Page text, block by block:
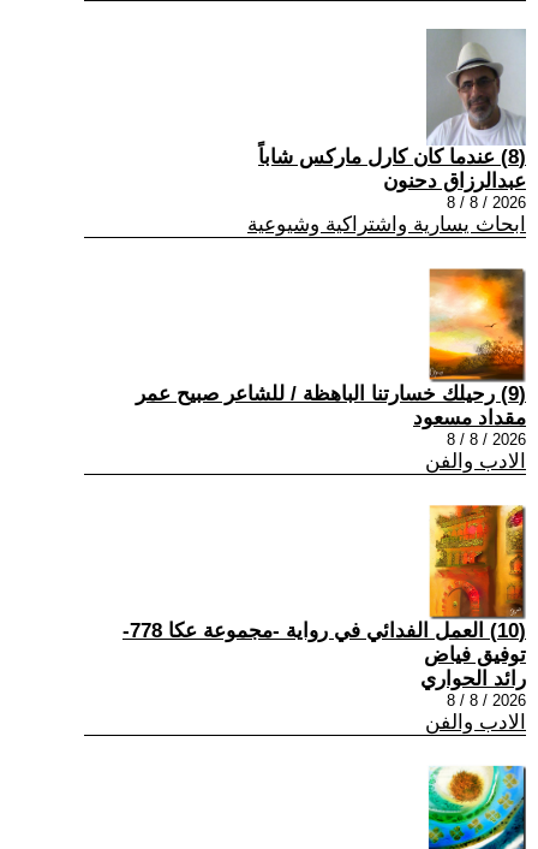
(8) عندما كان كارل ماركس شاباً
عبدالرزاق دحنون
2026 / 8 / 8
ابحاث يسارية واشتراكية وشيوعية
(9) رحيلك خسارتنا الباهظة / للشاعر صبيح عمر
مقداد مسعود
2026 / 8 / 8
الادب والفن
(10) العمل الفدائي في رواية -مجموعة عكا 778-
توفيق فياض
رائد الحواري
2026 / 8 / 8
الادب والفن